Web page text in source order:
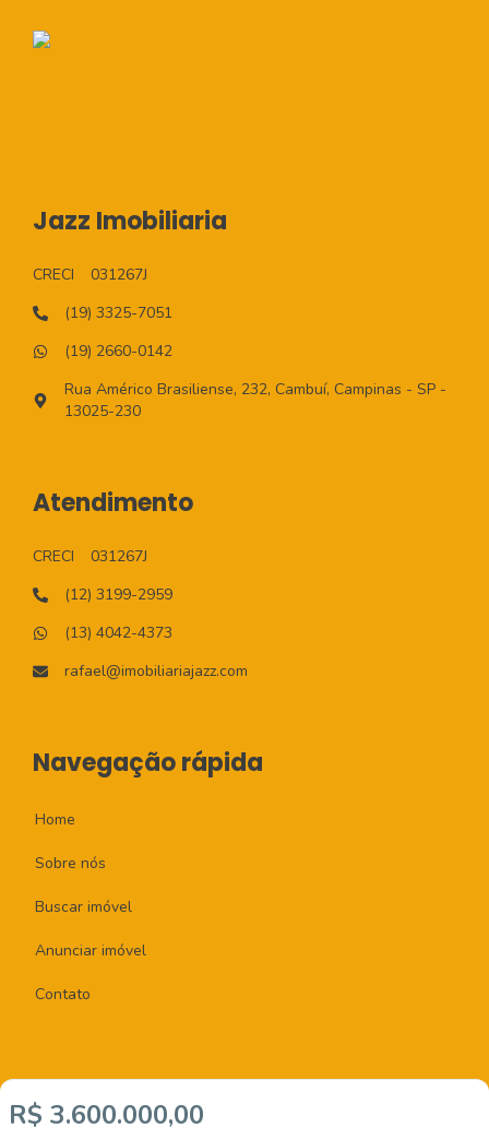
R$ 3.600.000,00
Jazz Imobiliaria
CRECI
031267J
(19) 3325-7051
(19) 2660-0142
Rua Américo Brasiliense, 232, Cambuí, Campinas - SP -
13025-230
Atendimento
CRECI
031267J
(12) 3199-2959
(13) 4042-4373
rafael@imobiliariajazz.com
Navegação rápida
Home
Sobre nós
Buscar imóvel
Anunciar imóvel
Contato
Imobiliária Certificada: